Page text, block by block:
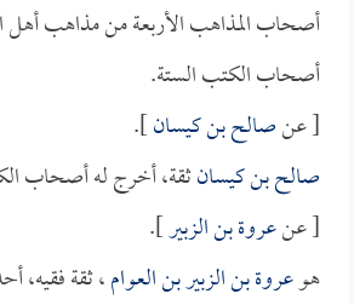
أصحاب المذاهب الأربعة من مذاهب أهل
أصحاب الكتب الستة.
[ عنصالح بن كيسان].
صالح بن كيسانثقة، أخرج له أصحاب
[ عنعروة بن الزبير].
هوعروة بن الزبير بن العوام، ثقة فقيه،